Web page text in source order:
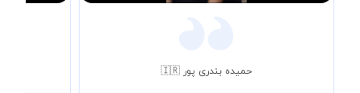
حمیده بندری پور 🇮🇷